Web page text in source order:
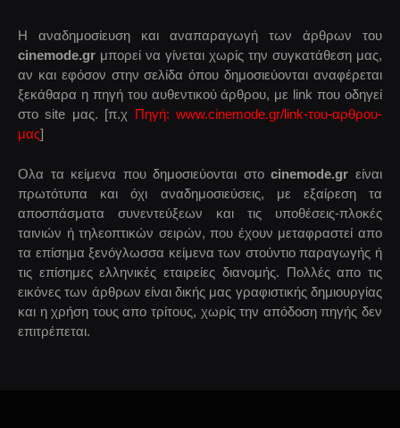
Η αναδημοσίευση και αναπαραγωγή των άρθρων του
cinemode.gr μπορεί να γίνεται χωρίς την συγκατάθεση μας,
αν και εφόσον στην σελίδα όπου δημοσιεύονται αναφέρεται
ξεκάθαρα η πηγή του αυθεντικού άρθρου, με link που οδηγεί
στο site μας. [π.χ Πηγή: www.cinemode.gr/link-του-αρθρου-
μας]
Ολα τα κείμενα που δημοσιεύονται στοcinemode.gr είναι
πρωτότυπα και όχι αναδημοσιεύσεις, με εξαίρεση τα
αποσπάσματα συνεντεύξεων και τις υποθέσεις-πλοκές
ταινιών ή τηλεοπτικών σειρών, που έχουν μεταφραστεί απο
τα επίσημα ξενόγλωσσα κείμενα των στούντιο παραγωγής ή
τις επίσημες ελληνικές εταιρείες διανομής. Πολλές απο τις
εικόνες των άρθρων είναι δικής μας γραφιστικής δημιουργίας
και η χρήση τους απο τρίτους, χωρίς την απόδοση πηγής δεν
επιτρέπεται.